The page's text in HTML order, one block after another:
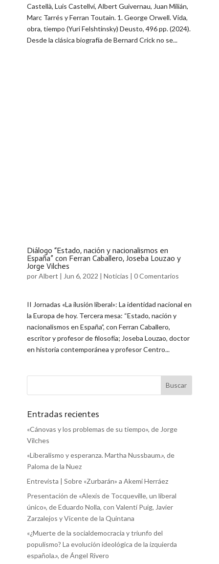
Castellà, Luis Castellví, Albert Guivernau​, Juan Milián,
Marc Tarrés y Ferran Toutain. ​1. George Orwell. Vida,
obra, tiempo (Yuri Felshtinsky) Deusto, 496 pp. (2024).
Desde la clásica biografía de Bernard Crick no se...
Diálogo “Estado, nación y nacionalismos en
España” con Ferran Caballero, Joseba Louzao y
Jorge Vilches
porAlbert | Jun 6, 2022 | Noticias | 0 Comentarios
II Jornadas «La ilusión liberal»: La identidad nacional en
la Europa de hoy. Tercera mesa: “Estado, nación y
nacionalismos en España”, con Ferran Caballero,
escritor y profesor de filosofía; Joseba Louzao, doctor
en historia contemporánea y profesor Centro...
Entradas recientes
«Cánovas y los problemas de su tiempo», de Jorge
Vilches
«Liberalismo y esperanza. Martha Nussbaum.», de
Paloma de la Nuez
Entrevista | Sobre «Zurbarán» a Akemi Herráez
Presentación de «Alexis de Tocqueville, un liberal
único», de Eduardo Nolla, con Valentí Puig, Javier
Zarzalejos y Vicente de la Quintana
«¿Muerte de la socialdemocracia y triunfo del
populismo? La evolución ideológica de la izquierda
española.», de Ángel Rivero